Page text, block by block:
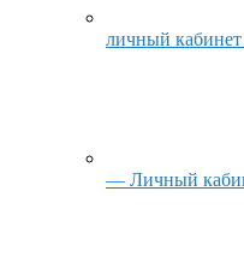
личный кабинет
— Личный